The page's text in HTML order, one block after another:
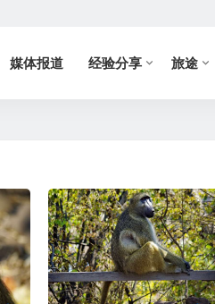
媒体报道 经验分享 旅途